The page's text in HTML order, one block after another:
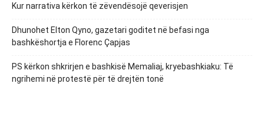
Kur narrativa kërkon të zëvendësojë qeverisjen
Dhunohet Elton Qyno, gazetari goditet në befasi nga
bashkëshortja e Florenc Çapjas
PS kërkon shkrirjen e bashkisë Memaliaj, kryebashkiaku: Të
ngrihemi në protestë për të drejtën tonë